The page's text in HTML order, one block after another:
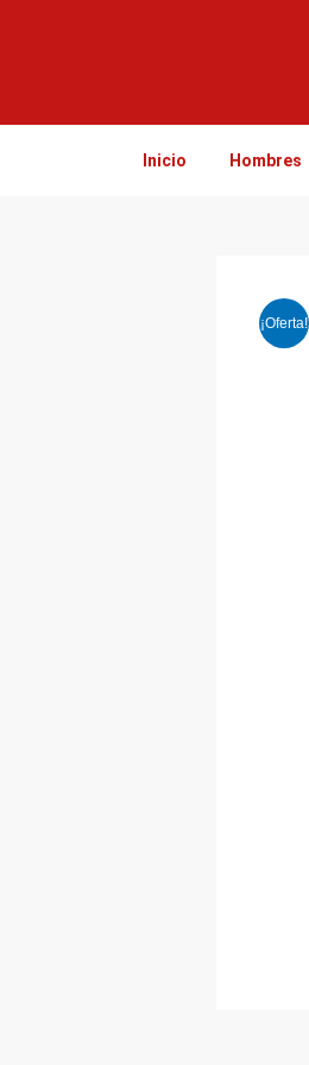
Inicio Hombres
¡Oferta!